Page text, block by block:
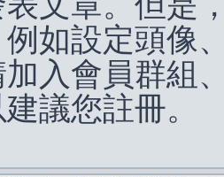
如設定頭像
入會員群組
議您註冊。